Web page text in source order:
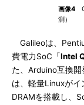
画像4
測）
Galileoは、
費電力SoC「Intel
た、Arduino互換
は、軽量Linuxが
DRAMを搭載し、